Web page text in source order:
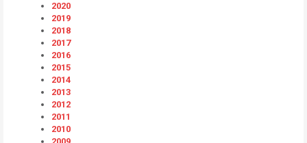
2020
2019
2018
2017
2016
2015
2014
2013
2012
2011
2010